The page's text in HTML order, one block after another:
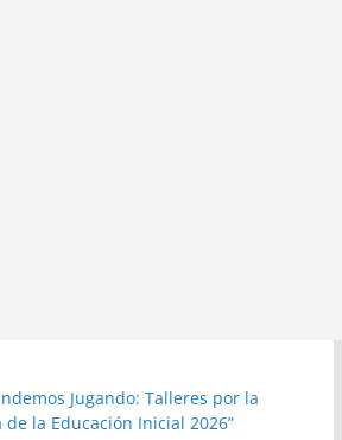
Jugando: Talleres por la
de la Educación Inicial 2026”